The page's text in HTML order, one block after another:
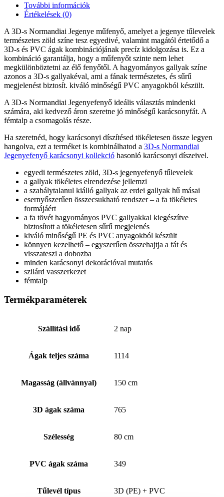
További információk
Értékelések (0)
A 3D-s Normandiai Jegenye műfenyő, amelyet a jegenye tűlevelek
természetes zöld színe tesz egyedivé, valamint magától értetődő a
3D-s és PVC ágak kombinációjának precíz kidolgozása is. Ez a
kombináció garantálja, hogy a műfenyőt szinte nem lehet
megkülönböztetni az élő fenyőtől. A hagyományos gallyak színe
azonos a 3D-s gallyakéval, ami a fának természetes, és sűrű
megjelenést biztosít. kiváló minőségű PVC anyagokból készült.
A 3D-s Normandiai Jegenyefenyő ideális választás mindenki
számára, aki kedvező áron szeretne jó minőségű karácsonyfát. A
fémtalp a csomagolás része.
Ha szeretnéd, hogy karácsonyi díszítésed tökéletesen össze legyen
hangolva, ezt a terméket is kombinálhatod a 3D-s Normandiai
Jegenyefenyő karácsonyi kollekció hasonló karácsonyi díszeivel.
egyedi természetes zöld, 3D-s jegenyefenyő tűlevelek
a gallyak tökéletes elrendezése jellemzi
a szabálytalanul kiálló gallyak az erdei gallyak hű másai
esernyőszerűen összecsukható rendszer – a fa tökéletes
formájáért
a fa tövét hagyományos PVC gallyakkal kiegészítve
biztosított a tökéletesen sűrű megjelenés
kiváló minőségű PE és PVC anyagokból készült
könnyen kezelhető – egyszerűen összehajtja a fát és
visszateszi a dobozba
minden karácsonyi dekorációval mutatós
szilárd vasszerkezet
fémtalp
Termékparaméterek
Szállítási idő 2 nap
Ágak teljes száma 1114
Magasság (állvánnyal) 150 cm
3D ágak száma 765
Szélesség 80 cm
PVC ágak száma 349
Tűlevél típus 3D (PE) + PVC